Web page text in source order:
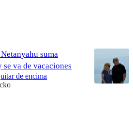
suma
se va de vacaciones
de encima